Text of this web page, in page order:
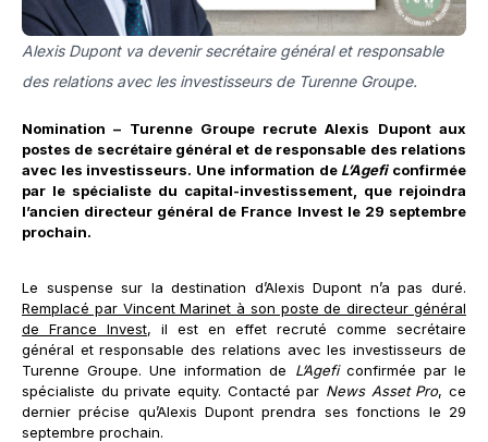
Alexis Dupont va devenir secrétaire général et responsable
des relations avec les investisseurs de Turenne Groupe.
Nomination – Turenne Groupe recrute Alexis Dupont aux
postes de secrétaire général et de responsable des relations
avec les investisseurs. Une information de L’Ageficonfirmée
par le spécialiste du capital-investissement, que rejoindra
l’ancien directeur général de France Invest le 29 septembre
prochain.
Le suspense sur la destination d’Alexis Dupont n’a pas duré.
Remplacé par Vincent Marinet à son poste de directeur général
de France Invest, il est en effet recruté comme secrétaire
général et responsable des relations avec les investisseurs de
Turenne Groupe. Une information de L’Ageficonfirmée par le
spécialiste du private equity. Contacté par News Asset Pro, ce
dernier précise qu’Alexis Dupont prendra ses fonctions le 29
septembre prochain.